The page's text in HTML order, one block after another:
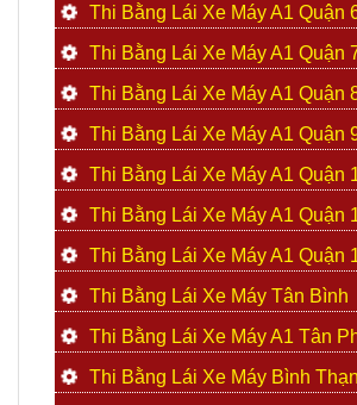
Thi Bằng Lái Xe Máy A1 Quận
Thi Bằng Lái Xe Máy A1 Quận
Thi Bằng Lái Xe Máy A1 Quận
Thi Bằng Lái Xe Máy A1 Quận
Thi Bằng Lái Xe Máy A1 Quận
Thi Bằng Lái Xe Máy A1 Quận
Thi Bằng Lái Xe Máy A1 Quận
Thi Bằng Lái Xe Máy Tân Bình
Thi Bằng Lái Xe Máy A1 Tân
Thi Bằng Lái Xe Máy Bình